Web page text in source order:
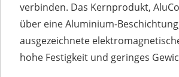
verbinden. Das Kernprodukt,
über eine Aluminium-
ausgezeichnete
hohe Festigkeit und geringes